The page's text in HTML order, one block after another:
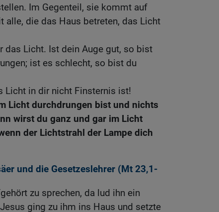
Im Gegenteil, sie kommt auf
alle, die das Haus betreten, das Licht
das Licht. Ist dein Auge gut, so bist
ist es schlecht, so bist du
Licht in dir nicht Finsternis ist!
Licht durchdrungen bist und nichts
wirst du ganz und gar im Licht
der Lichtstrahl der Lampe dich
und die Gesetzeslehrer (Mt 23,1-
zu sprechen, da lud ihn ein
ging zu ihm ins Haus und setzte